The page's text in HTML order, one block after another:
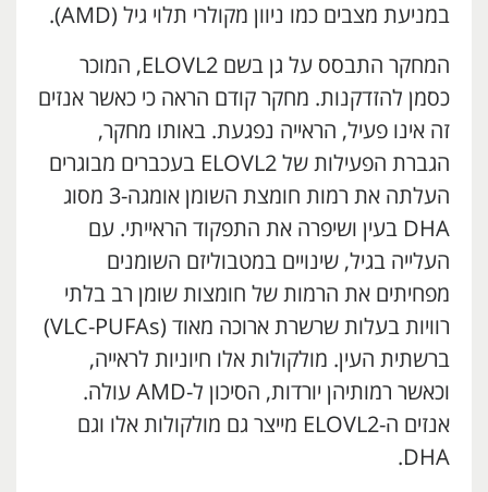
במניעת מצבים כמו ניוון מקולרי תלוי גיל (AMD).
המחקר התבסס על גן בשם ELOVL2, המוכר
כסמן להזדקנות. מחקר קודם הראה כי כאשר אנזים
זה אינו פעיל, הראייה נפגעת. באותו מחקר,
הגברת הפעילות של ELOVL2 בעכברים מבוגרים
העלתה את רמות חומצת השומן אומגה-3 מסוג
DHA בעין ושיפרה את התפקוד הראייתי. עם
העלייה בגיל, שינויים במטבוליזם השומנים
מפחיתים את הרמות של חומצות שומן רב בלתי
רוויות בעלות שרשרת ארוכה מאוד (VLC-PUFAs)
ברשתית העין. מולקולות אלו חיוניות לראייה,
וכאשר רמותיהן יורדות, הסיכון ל-AMD עולה.
אנזים ה-ELOVL2 מייצר גם מולקולות אלו וגם
DHA.